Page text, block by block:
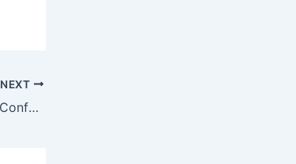
NEXT
Moto Triciclu: Stabilitate și Confort pentru Călătorii Urbane